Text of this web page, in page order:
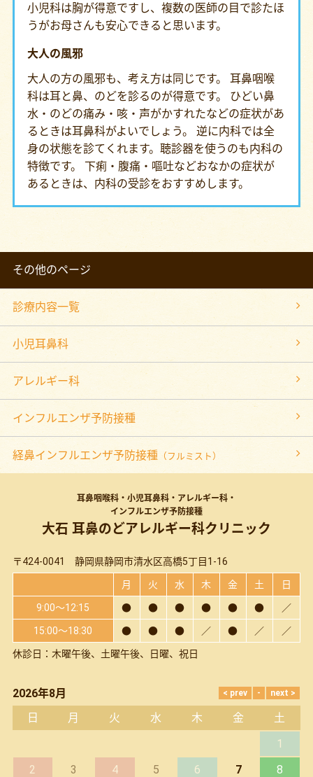
小児科は胸が得意ですし、複数の医師の目で診たほ
うがお母さんも安心できると思います。
大人の風邪
大人の方の風邪も、考え方は同じです。 耳鼻咽喉
科は耳と鼻、のどを診るのが得意です。 ひどい鼻
水・のどの痛み・咳・声がかすれたなどの症状があ
るときは耳鼻科がよいでしょう。 逆に内科では全
身の状態を診てくれます。聴診器を使うのも内科の
特徴です。 下痢・腹痛・嘔吐などおなかの症状が
あるときは、内科の受診をおすすめします。
その他のページ
診療内容一覧
小児耳鼻科
アレルギー科
インフルエンザ予防接種
経鼻インフルエンザ予防接種（フルミスト）
耳鼻咽喉科・小児耳鼻科・アレルギー科・
インフルエンザ予防接種
大石 耳鼻のどアレルギー科クリニック
〒424-0041 静岡県静岡市清水区高橋5丁目1-16
月 火 水 木 金 土 日
9:00～12:15 ● ● ● ● ● ● ／
15:00～18:30 ● ● ● ／ ● ／ ／
休診日：木曜午後、土曜午後、日曜、祝日
2026年8月
日
月 火 水 木 金
土
1
2
3 4 5 6 7
8